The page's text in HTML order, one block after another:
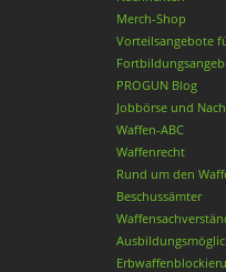
Merch-Shop
Vorteilsangebote
PROGUN Blog
Jobbörse und
Waffen-ABC
Waffenrecht
Rund um den
Beschussämter